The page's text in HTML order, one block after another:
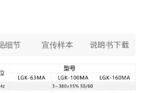
细节 宣传样本 说明书下载